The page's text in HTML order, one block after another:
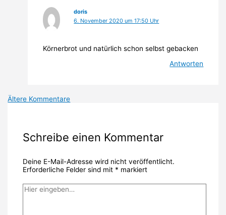
doris
6. November 2020 um 17:50 Uhr
Körnerbrot und natürlich schon selbst gebacken
Antworten
Neuere
Ältere Kommentare
Schreibe einen Kommentar
Deine E-Mail-Adresse wird nicht veröffentlicht.
Erforderliche Felder sind mit * markiert
Hier
eingeben…